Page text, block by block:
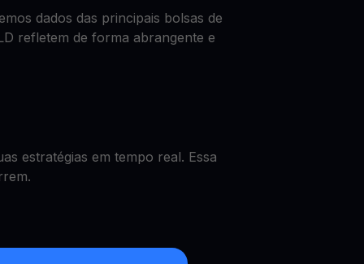
dados das principais bolsas de
refletem de forma abrangente e
estratégias em tempo real. Essa